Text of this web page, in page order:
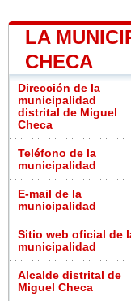
LA
CHECA
Dirección de la
municipalidad
distrital de Miguel
Checa
Teléfono de la
municipalidad
E-mail de la
municipalidad
Sitio web oficial de
municipalidad
Alcalde distrital de
Miguel Checa